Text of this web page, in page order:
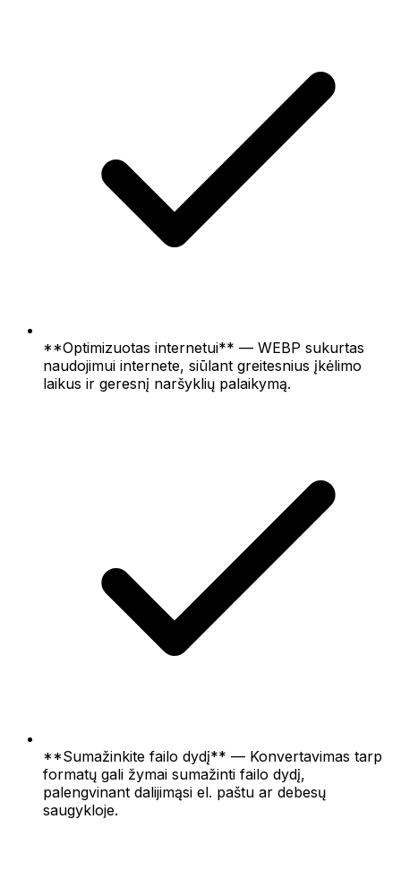
**Optimizuotas internetui** — WEBP sukurtas
naudojimui internete, siūlant greitesnius įkėlimo
laikus ir geresnį naršyklių palaikymą.
**Sumažinkite failo dydį** — Konvertavimas tarp
formatų gali žymai sumažinti failo dydį,
palengvinant dalijimąsi el. paštu ar debesų
saugykloje.